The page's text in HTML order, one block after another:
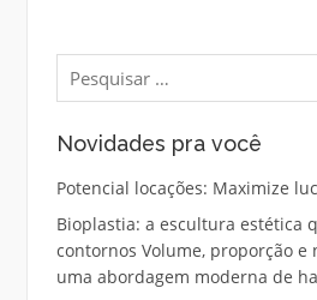
Pesquisar
por:
Novidades pra você
Potencial locações: Maximize
Bioplastia: a escultura estética
contornos Volume, proporção e
uma abordagem moderna de